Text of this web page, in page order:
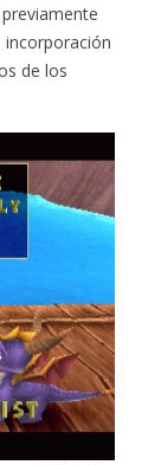
incorporación
de los